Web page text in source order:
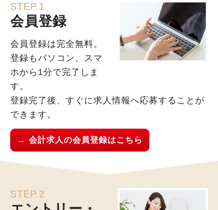
STEP.1
会員登録
会員登録は完全無料。
登録もパソコン、スマ
ホから1分で完了しま
す。
登録完了後、すぐに求人情報へ応募することが
できます。
→ 会計求人の会員登録はこちら
STEP.2